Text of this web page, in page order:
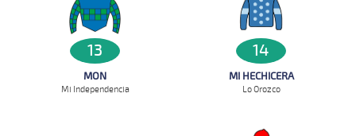
13
MON
Mi Independencia
14
MI HECHICERA
Lo Orozco